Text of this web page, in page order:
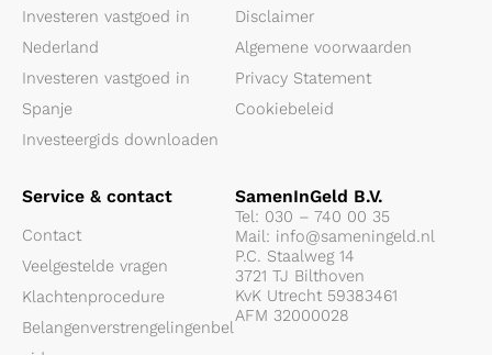
Investeren vastgoed in
Nederland
Investeren vastgoed in
Spanje
Investeergids downloaden
Disclaimer
Algemene voorwaarden
Privacy Statement
Cookiebeleid
Service & contact
Contact
Veelgestelde vragen
Klachtenprocedure
Belangenverstrengelingenbel
SamenInGeld B.V.
Tel: 030 – 740 00 35
Mail: info@sameningeld.nl
P.C. Staalweg 14
3721 TJ Bilthoven
KvK Utrecht 59383461
AFM 32000028